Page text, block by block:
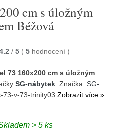
cm s úložným
Béžová
4.2 / 5 ( 5 hodnocení )
73 160x200 cm s úložným
SG-nábytek . Značka: SG-
73-v-73-trinity03 Zobrazit více »
> 5 ks